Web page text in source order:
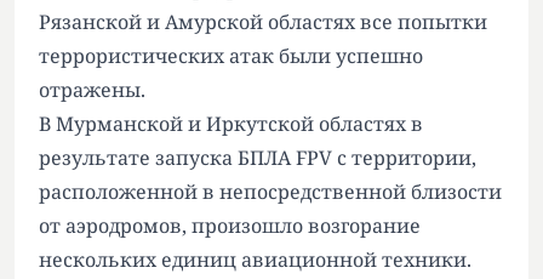
Рязанской и Амурской областях все попытки
террористических атак были успешно
отражены.
В Мурманской и Иркутской областях в
результате запуска БПЛА FPV с территории,
расположенной в непосредственной близости
от аэродромов, произошло возгорание
нескольких единиц авиационной техники.